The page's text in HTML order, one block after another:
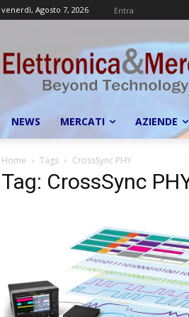
venerdì, Agosto 7, 2026 Entra
NEWS MERCATI AZIENDE
Home Tags CrossSync PHY
Tag: CrossSync